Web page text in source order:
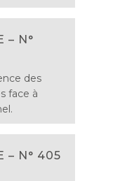
– N°
des
face à
– N° 405